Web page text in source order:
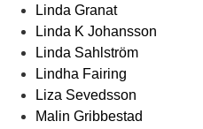
Linda Granat
Linda K Johansson
Linda Sahlström
Lindha Fairing
Liza Sevedsson
Malin Gribbestad